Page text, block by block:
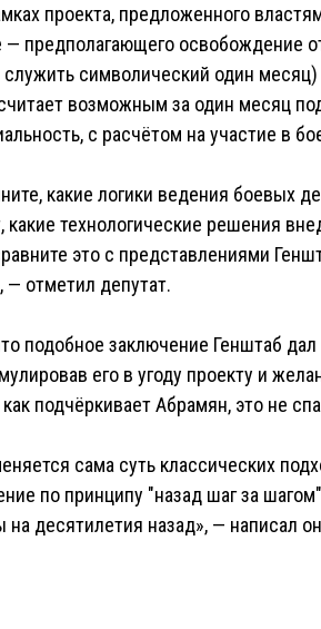
проекта, предложенного
— предполагающего освобождение
символический один
возможным за один месяц
с расчётом на участие в
какие логики ведения боевых
какие технологические решения
это с представлениями
отметил депутат.
подобное заключение Генштаб
его в угоду проекту и
подчёркивает Абрамян, это не
сама суть классических
по принципу "назад шаг за
десятилетия назад», — написал